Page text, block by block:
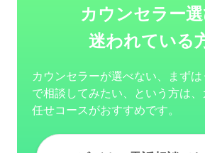
カウンセラー
迷われている
カウンセラーが選べない、まず
で相談してみたい、という方は
任せコースがおすすめです。